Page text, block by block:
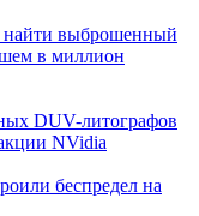
найти выброшенный
в миллион
DUV-литографов
NVidia
беспредел на